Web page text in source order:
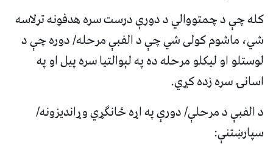
کله چې د چمتووالي د دورې درست سره هدفونه ترلاسه
شي، ماشوم کولی شي چې د الفبې مرحله/ دوره چې د
لوستلو او ليکلو مرحله ده په لېوالتيا سره پيل او په
اسانۍ سره زده کړي.
د الفبې د مرحلې/ دورې په اړه ځانګړي وړانديزونه/
سپارښتنې: